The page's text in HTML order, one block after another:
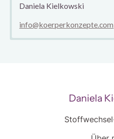
Daniela Kielkowski
info@koerperkonzepte.com
Daniela